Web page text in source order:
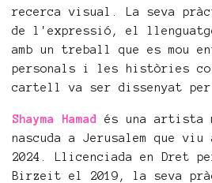
recerca visual. La seva
de l'expressió, el
amb un treball que es mou
personals i les històries
cartell va ser dissenyat
Shayma Hamad
és una artista
nascuda a Jerusalem que viu
2024. Llicenciada en Dret
Birzeit el 2019, la seva